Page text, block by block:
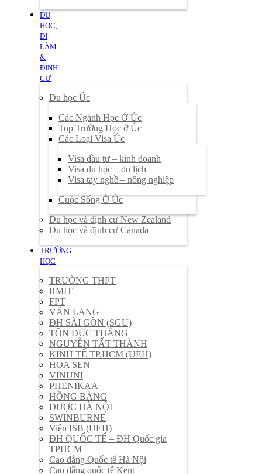
DU
HỌC,
ĐI
LÀM
&
ĐỊNH
CƯ
Du học Úc
Các Ngành Học Ở Úc
Top Trường Học ở Úc
Các Loại Visa Úc
Visa đầu tư – kinh doanh
Visa du học – du lịch
Visa tay nghề – nông nghiệp
Cuộc Sống Ở Úc
Du học và định cư New Zealand
Du học và định cư Canada
TRƯỜNG
HỌC
TRƯỜNG THPT
RMIT
FPT
VĂN LANG
ĐH SÀI GÒN (SGU)
TÔN ĐỨC THẮNG
NGUYỄN TẤT THÀNH
KINH TẾ TP.HCM (UEH)
HOA SEN
VINUNI
PHENIKAA
HỒNG BÀNG
DƯỢC HÀ NỘI
SWINBURNE
Viện ISB (UEH)
ĐH QUỐC TẾ – ĐH Quốc gia
TPHCM
Cao đẳng Quốc tế Hà Nội
Cao đẳng quốc tế Kent